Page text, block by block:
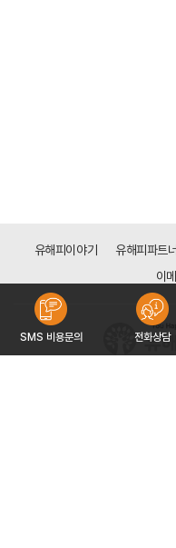
유해피이야기 유해피파트너
이
SMS 비용문의 전화상담